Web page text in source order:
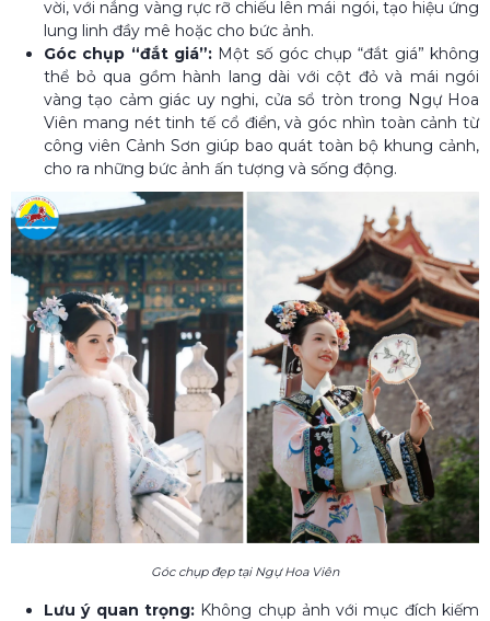
vời, với nắng vàng rực rỡ chiếu lên mái ngói, tạo hiệu ứng
lung linh đầy mê hoặc cho bức ảnh.
Góc chụp “đắt giá”: Một số góc chụp “đắt giá” không
thể bỏ qua gồm hành lang dài với cột đỏ và mái ngói
vàng tạo cảm giác uy nghi, cửa sổ tròn trong Ngự Hoa
Viên mang nét tinh tế cổ điển, và góc nhìn toàn cảnh từ
công viên Cảnh Sơn giúp bao quát toàn bộ khung cảnh,
cho ra những bức ảnh ấn tượng và sống động.
Góc chụp đẹp tại Ngự Hoa Viên
Lưu ý quan trọng: Không chụp ảnh với mục đích kiếm